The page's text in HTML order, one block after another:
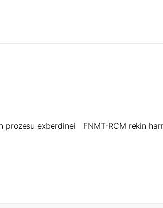
prozesu exberdinei
FNMT-RCM rekin